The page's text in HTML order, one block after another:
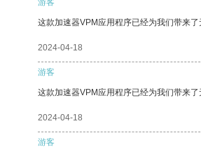
游客
这款加速器VPM应用程序已经为我们带来了
2024-04-18
游客
这款加速器VPM应用程序已经为我们带来了
2024-04-18
游客